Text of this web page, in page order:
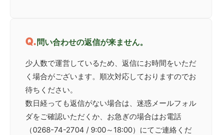
問い合わせの返信が来ません。
少人数で運営しているため、返信にお時間をいただ
く場合がございます。順次対応しておりますのでお
待ちください。
数日経っても返信がない場合は、迷惑メールフォル
ダをご確認いただくか、お急ぎの場合はお電話
（0268-74-2704 / 9:00～18:00）にてご連絡くだ